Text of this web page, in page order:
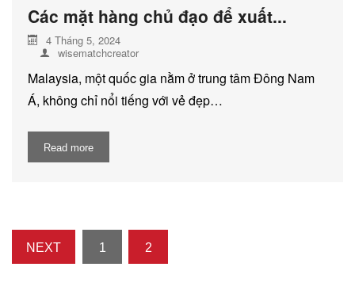
Các mặt hàng chủ đạo để xuất...
4 Tháng 5, 2024
wisematchcreator
Malaysia, một quốc gia nằm ở trung tâm Đông Nam
Á, không chỉ nổi tiếng với vẻ đẹp…
Read more
1 2
NEXT